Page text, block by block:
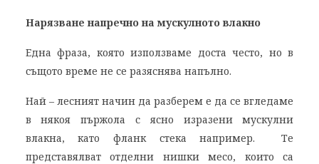
Нарязване напречно на мускулното влакно
Една фраза, която използваме доста често, но в
същото време не се разяснява напълно.
Най – лесният начин да разберем е да се вгледаме
в някоя пържола с ясно изразени мускулни
влакна, като фланк стека например. Те
представялват отделни нишки месо, които са